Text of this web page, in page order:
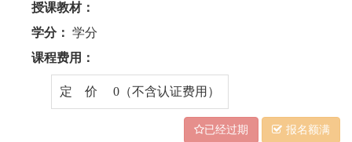
授课教材：
学分： 学分
课程费用：
定 价 0（不含认证费用）
已经过期 报名额满